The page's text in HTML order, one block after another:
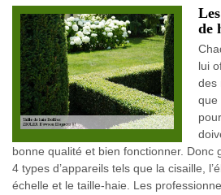
de
lui
des
que
bonne qualité et bien fonctionner. Donc
4 types d’appareils tels que la cisaille,
échelle et le taille-haie. Les